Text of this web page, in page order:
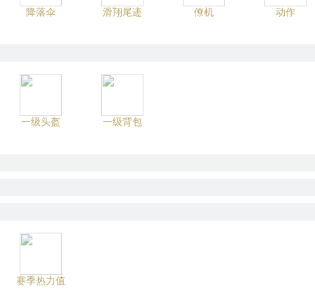
降落伞 滑翔尾迹 僚机 动作
一级头盔 一级背包
赛季热力值